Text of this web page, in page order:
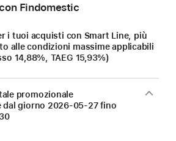
Findomestic
i tuoi acquisti con Smart Line, più
alle condizioni massime applicabili
14,88%, TAEG 15,93%)
promozionale
dal giorno 2026-05-27fino